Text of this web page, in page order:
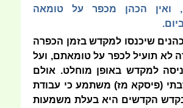
ואין הכהן מכפר על טומאה
שיכנסו למקדש בזמן הכפרה
לא תועיל לכפר על טומאתם, ועל
למקדש באופן מוחלט. אולם
(פיסקא מז) משתמע כי עבודת
בקדש הקדשים היא בעלת משמעות